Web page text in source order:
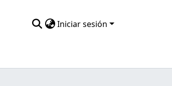
Iniciar sesión